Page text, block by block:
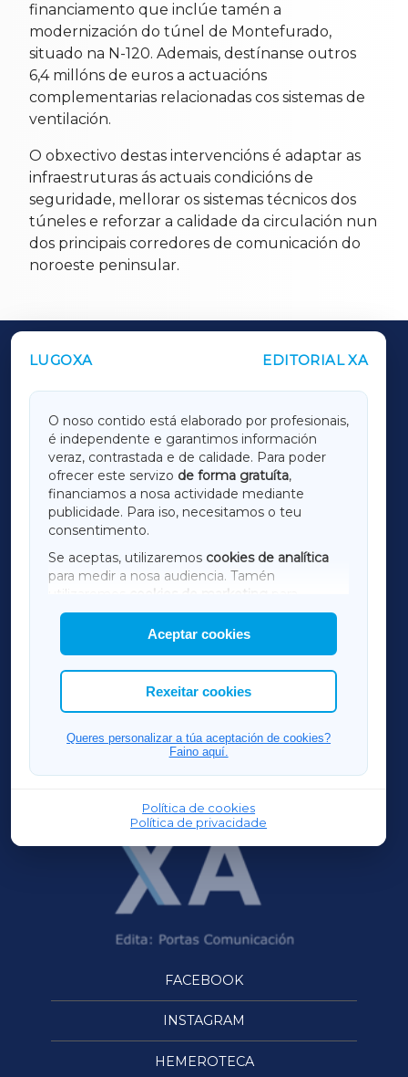
financiamento que inclúe tamén a
modernización do túnel de Montefurado,
situado na N-120. Ademais, destínanse outros
6,4 millóns de euros a actuacións
complementarias relacionadas cos sistemas de
ventilación.
O obxectivo destas intervencións é adaptar as
infraestruturas ás actuais condicións de
seguridade, mellorar os sistemas técnicos dos
túneles e reforzar a calidade da circulación nun
dos principais corredores de comunicación do
noroeste peninsular.
LUGOXA EDITORIAL XA
O noso contido está elaborado por profesionais,
é independente e garantimos información
veraz, contrastada e de calidade. Para poder
ofrecer este servizo de forma gratuíta,
financiamos a nosa actividade mediante
publicidade. Para iso, necesitamos o teu
consentimento.
Se aceptas, utilizaremos cookies de analítica
para medir a nosa audiencia. Tamén
utilizaremos
cookies de marketing
mostrar publicidade de terceiros.
Así mesmo, podes personalizar a elección das
cookies que desexas permitir.
Aceptar cookies
Rexeitar cookies
Queres personalizar a túa aceptación de cookies?
Faino aquí.
Política de cookies
Política de privacidade
OUTROS PERIÓDICOS
LUGOXA
TERRACHAXA
AMARIÑAXA
RIBEIRASACRAXA
ACORUÑAXA
FERROLXA
OURENSEXA
FACEBOOK
INSTAGRAM
HEMEROTECA